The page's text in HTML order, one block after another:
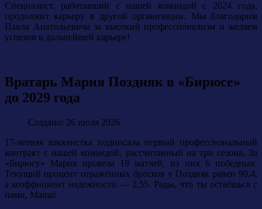
Специалист, работавший с нашей командой с 2024 года,
продолжит карьеру в другой организации. Мы благодарим
Павла Анатольевича за высокий профессионализм и желаем
успехов в дальнейшей карьере!
Вратарь Мария Поздняк в «Бирюсе»
до 2029 года
Создано: 26 июля 2026
17-летняя хоккеистка подписала первый профессиональный
контракт с нашей командой, рассчитанный на три сезона. За
«Бирюсу» Мария провела 19 матчей, из них 6 победных.
Текущий процент отражённых бросков у Поздняк равен 90,4,
а коэффициент надёжности — 2,55. Рады, что ты остаёшься с
нами, Маша!